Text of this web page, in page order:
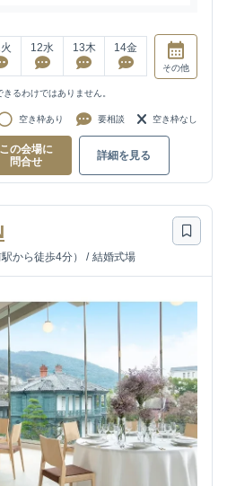
火 12水 13木 14金
その他
るわけではありません。
空き枠あり 要相談 空き枠なし
この会場に
問合せ
詳細を見る
から徒歩4分） / 結婚式場